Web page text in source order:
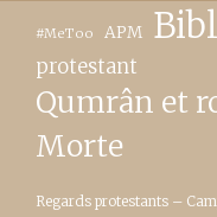
#MeToo APM
protestant
Qumrân et
Morte
Regards protestants –